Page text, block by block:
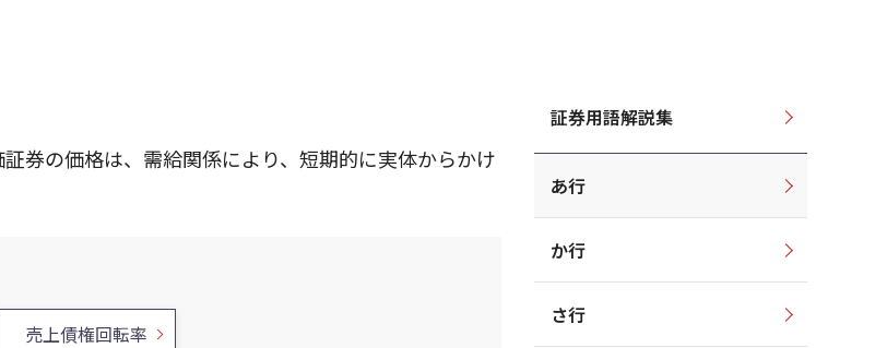
券の価格は、需給関係により、短期的に実体からかけ
売上債権回転率
証券用語解説集
あ行
か行
さ行